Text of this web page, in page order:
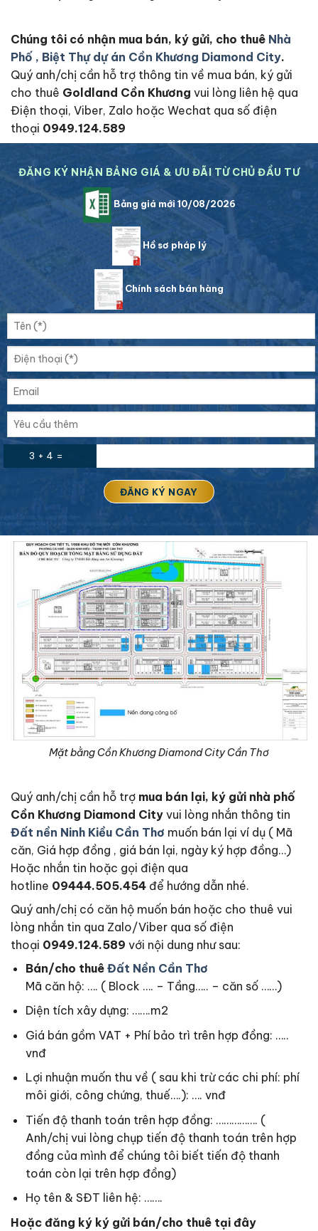
Chúng tôi có nhận mua bán, ký gửi, cho thuê Nhà
Phố , Biệt Thự dự án Cồn Khương Diamond City.
Quý anh/chị cần hỗ trợ thông tin về mua bán, ký gửi
cho thuê Goldland Cồn Khương vui lòng liên hệ qua
Điện thoại, Viber, Zalo hoặc Wechat qua số điện
thoại 0949.124.589
ĐĂNG KÝ NHẬN BẢNG GIÁ & ƯU ĐÃI TỪ CHỦ ĐẦU TƯ
Bảng giá mới 10/08/2026
Hồ sơ pháp lý
Chính sách bán hàng
3 + 4 =
Mặt bằng Cồn Khương Diamond City Cần Thơ
Quý anh/chị cần hỗ trợ mua bán lại, ký gửi nhà phố
Cồn Khương Diamond City vui lòng nhắn thông tin
Đất nền Ninh Kiều Cần Thơ muốn bán lại ví dụ ( Mã
căn, Giá hợp đồng , giá bán lại, ngày ký hợp đồng…)
Hoặc nhắn tin hoặc gọi điện qua
hotline 09444.505.454 để hướng dẫn nhé.
Quý anh/chị có căn hộ muốn bán hoặc cho thuê vui
lòng nhắn tin qua Zalo/Viber qua số điện
thoại 0949.124.589 với nội dung như sau:
Bán/cho thuê Đất Nền Cần Thơ
Mã căn hộ: …. ( Block …. – Tầng….. – căn số ……)
Diện tích xây dựng: …….m2
Giá bán gồm VAT + Phí bảo trì trên hợp đồng: …..
vnđ
Lợi nhuận muốn thu về ( sau khi trừ các chi phí: phí
môi giới, công chứng, thuế….): …. vnđ
Tiến độ thanh toán trên hợp đồng: ……………. (
Anh/chị vui lòng chụp tiến độ thanh toán trên hợp
đồng của mình để chúng tôi biết tiến độ thanh
toán còn lại trên hợp đồng)
Họ tên & SĐT liên hệ: …….
Hoặc đăng ký ký gửi bán/cho thuê tại đây